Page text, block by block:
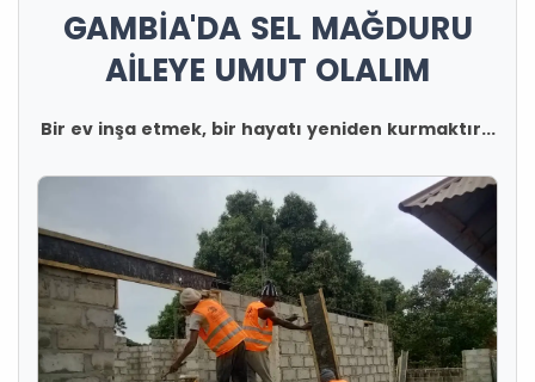
GAMBİA'DA SEL MAĞDURU
AİLEYE UMUT OLALIM
Bir ev inşa etmek, bir hayatı yeniden kurmaktır...